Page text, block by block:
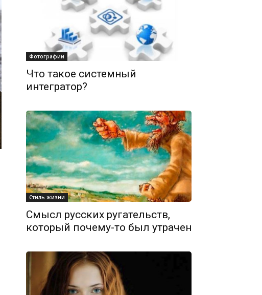
Фотографии
Что такое системный
интегратор?
Стиль жизни
Смысл русских ругательств,
который почему-то был утрачен